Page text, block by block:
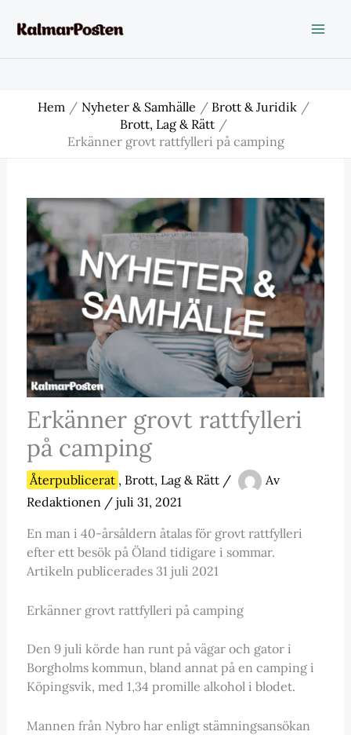
Hem Nyheter & Samhälle
Brott & Juridik
Brott, Lag & Rätt
Erkänner grovt rattfylleri på camping
Erkänner grovt rattfylleri
på camping
Återpublicerat , Brott, Lag & Rätt/
Av
Redaktionen / juli 31, 2021
En man i 40-årsåldern åtalas för grovt rattfylleri
efter ett besök på Öland tidigare i sommar.
Artikeln publicerades 31 juli 2021
Erkänner grovt rattfylleri på camping
Den 9 juli körde han runt på vägar och gator i
Borgholms kommun, bland annat på en camping i
Köpingsvik, med 1,34 promille alkohol i blodet.
Mannen från Nybro har enligt stämningsansökan